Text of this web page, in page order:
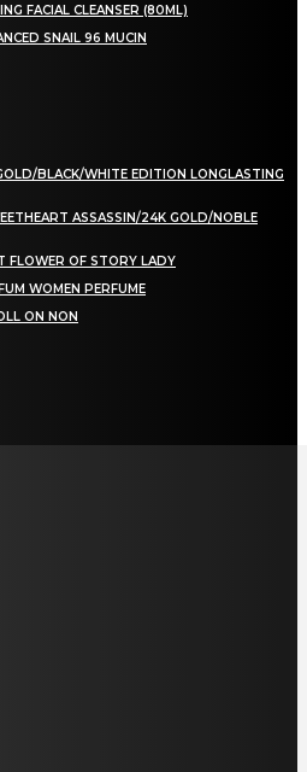
FACIAL CLEANSER (80ML)
SNAIL 96 MUCIN
BLACK/WHITE EDITION LONGLASTING
ASSASSIN/24K GOLD/NOBLE
FLOWER OF STORY LADY
WOMEN PERFUME
ON NON